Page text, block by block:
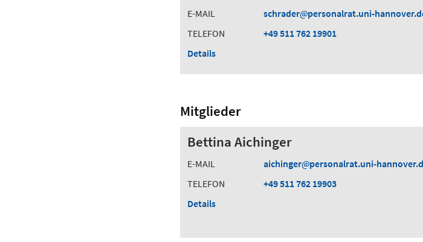
E-MAIL
schrader
personalrat.uni-
TELEFON
+49 511 762 19901
Details
Mitglieder
Bettina Aichinger
E-MAIL aichinger
personalrat.uni-
TELEFON
+49 511 762 19903
Details